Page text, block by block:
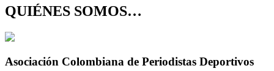
QUIÉNES SOMOS…
Asociación Colombiana de Periodistas Deportivos